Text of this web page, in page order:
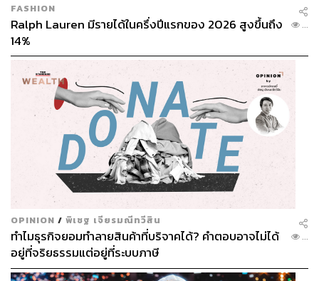
FASHION
Ralph Lauren มีรายได้ในครึ่งปีแรกของ 2026 สูงขึ้นถึง
14%
...
OPINION / พิเชฐ เจียรมณีทวีสิน
ทำไมธุรกิจยอมทำลายสินค้าที่บริจาคได้? คำตอบอาจไม่ได้
อยู่ที่จริยธรรมแต่อยู่ที่ระบบภาษี
...